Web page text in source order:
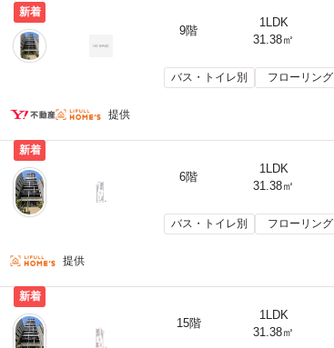
新着
9階
1LDK
31.38㎡
バス・トイレ別 フローリング
提供
新着
6階
1LDK
31.38㎡
バス・トイレ別 フローリング
提供
新着
15階
1LDK
31.38㎡